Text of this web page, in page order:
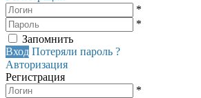
*
*
Запомнить
Вход Потеряли пароль ?
Авторизация
Регистрация
*